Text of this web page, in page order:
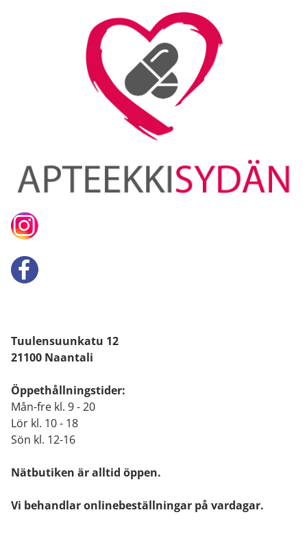
Tuulensuunkatu 12
21100 Naantali
Öppethållningstider:
Mån-fre kl. 9 - 20
Lör kl. 10 - 18
Sön kl. 12-16
Nätbutiken är alltid öppen.
Vi behandlar onlinebeställningar på vardagar.